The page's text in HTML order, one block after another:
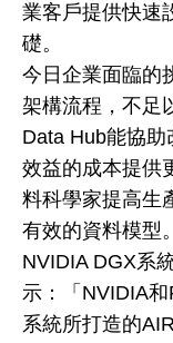
業客戶提供快速
礎。
今日企業面臨的
架構流程，不足
Data Hub能協
效益的成本提供
料科學家提高生
有效的資料模型。
NVIDIA DGX系
示：「NVIDIA
系統所打造的